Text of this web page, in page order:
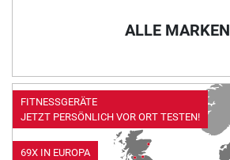
ALLE MARKEN
FITNESSGERÄTE
JETZT PERSÖNLICH VOR ORT TESTEN!
69X IN EUROPA